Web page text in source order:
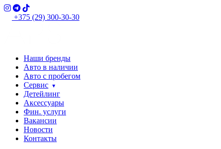
+375 (29) 300-30-30
Наши бренды
Авто в наличии
Авто с пробегом
Сервис
Детейлинг
Аксессуары
Фин. услуги
Вакансии
Новости
Контакты